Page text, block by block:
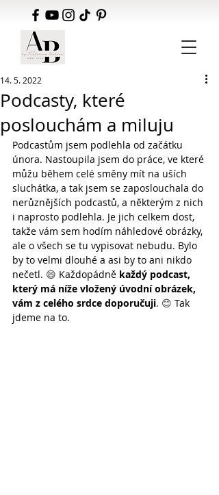
Podcasty, které
poslouchám a miluju
14. 5. 2022
Podcastům jsem podlehla od začátku
února. Nastoupila jsem do práce, ve které
můžu během celé směny mít na uších
sluchátka, a tak jsem se zaposlouchala do
nerůznějších podcastů, a některým z nich
i naprosto podlehla. Je jich celkem dost,
takže vám sem hodím náhledové obrázky,
ale o všech se tu vypisovat nebudu. Bylo
by to velmi dlouhé a asi by to ani nikdo
nečetl. 😄 Každopádně každý podcast,
který má níže vložený úvodní obrázek,
vám z celého srdce doporučuji. 😊 Tak
jdeme na to.